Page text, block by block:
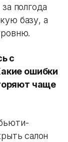
полгода
базу, а
с
ошибки
чаще
салон